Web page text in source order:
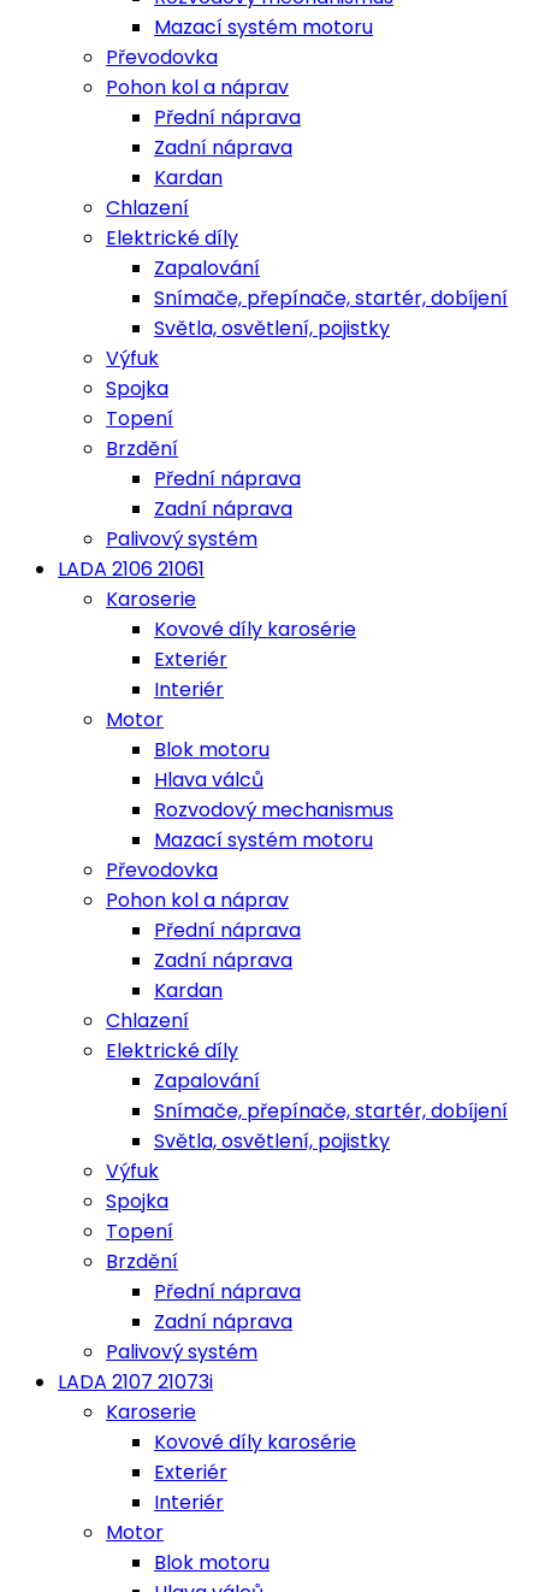
Mazací systém motoru
Převodovka
Pohon kol a náprav
Přední náprava
Zadní náprava
Kardan
Chlazení
Elektrické díly
Zapalování
Snímače, přepínače, startér, dobíjení
Světla, osvětlení, pojistky
Výfuk
Spojka
Topení
Brzdění
Přední náprava
Zadní náprava
Palivový systém
LADA 2106 21061
Karoserie
Kovové díly karosérie
Exteriér
Interiér
Motor
Blok motoru
Hlava válců
Rozvodový mechanismus
Mazací systém motoru
Převodovka
Pohon kol a náprav
Přední náprava
Zadní náprava
Kardan
Chlazení
Elektrické díly
Zapalování
Snímače, přepínače, startér, dobíjení
Světla, osvětlení, pojistky
Výfuk
Spojka
Topení
Brzdění
Přední náprava
Zadní náprava
Palivový systém
LADA 2107 21073i
Karoserie
Kovové díly karosérie
Exteriér
Interiér
Motor
Blok motoru